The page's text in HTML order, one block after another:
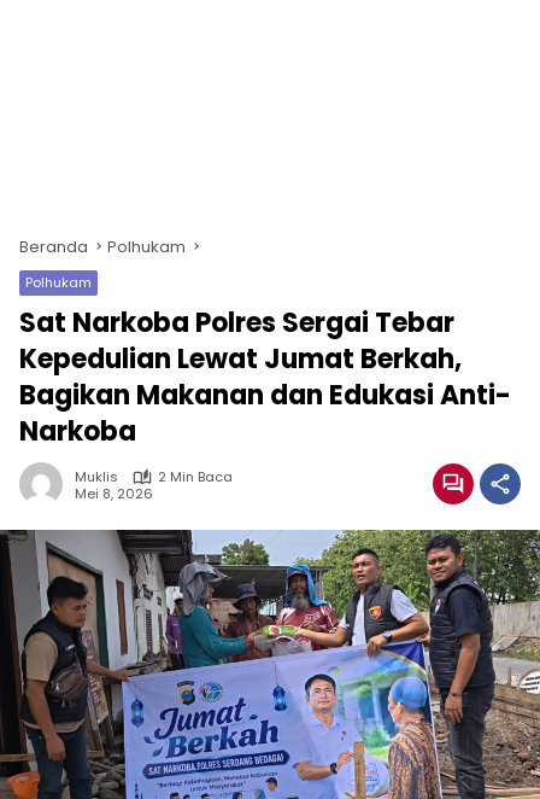
Beranda Polhukam
Polhukam
Sat Narkoba Polres Sergai Tebar
Kepedulian Lewat Jumat Berkah,
Bagikan Makanan dan Edukasi Anti-
Narkoba
Muklis
2 Min Baca
Mei 8, 2026